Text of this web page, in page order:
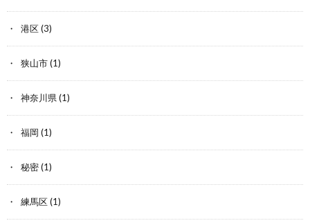
港区(3)
狭山市(1)
神奈川県(1)
福岡 (1)
秘密(1)
練馬区(1)